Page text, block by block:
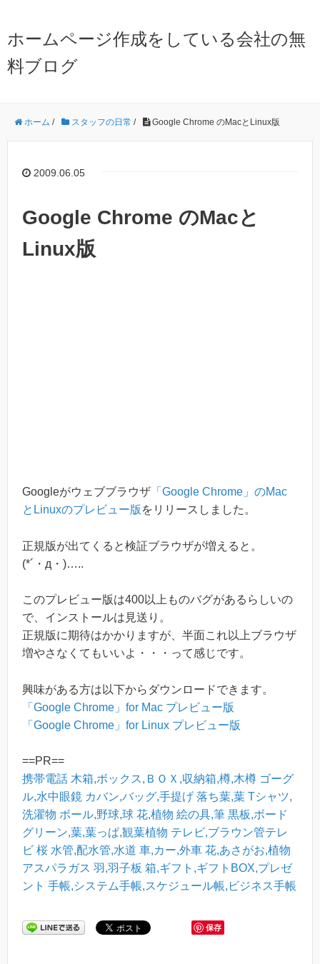
ホームページ作成をしている会社の無
料ブログ
ホーム / スタッフの日常 / Google Chrome のMacとLinux版
2009.06.05
Google Chrome のMacと
Linux版
Googleがウェブブラウザ 「Google Chrome」のMac
とLinuxのプレビュー版 をリリースしました。
正規版が出てくると検証ブラウザが増えると。
(*´・д・)…..
このプレビュー版は400以上ものバグがあるらしいの
で、インストールは見送り。
正規版に期待はかかりますが、半面これ以上ブラウザ
増やさなくてもいいよ・・・って感じです。
興味がある方は以下からダウンロードできます。
「Google Chrome」for Mac プレビュー版
「Google Chrome」for Linux プレビュー版
==PR==
携帯電話 木箱,ボックス,ＢＯＸ,収納箱,樽,木樽 ゴーグ
ル,水中眼鏡 カバン,バッグ,手提げ 落ち葉,葉 Tシャツ,
洗濯物 ボール,野球,球 花,植物 絵の具,筆 黒板,ボード
グリーン,葉,葉っぱ,観葉植物 テレビ,ブラウン管テレ
ビ 桜 水管,配水管,水道 車,カー,外車 花,あさがお,植物
アスパラガス 羽,羽子板 箱,ギフト,ギフトBOX,プレゼ
ント 手帳,システム手帳,スケジュール帳,ビジネス手帳
保存